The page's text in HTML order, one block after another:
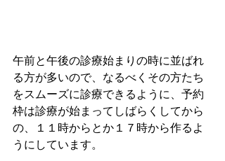
午前と午後の診療始まりの時に並ばれ
る方が多いので、なるべくその方たち
をスムーズに診療できるように、予約
枠は診療が始まってしばらくしてから
の、１１時からとか１７時から作るよ
うにしています。